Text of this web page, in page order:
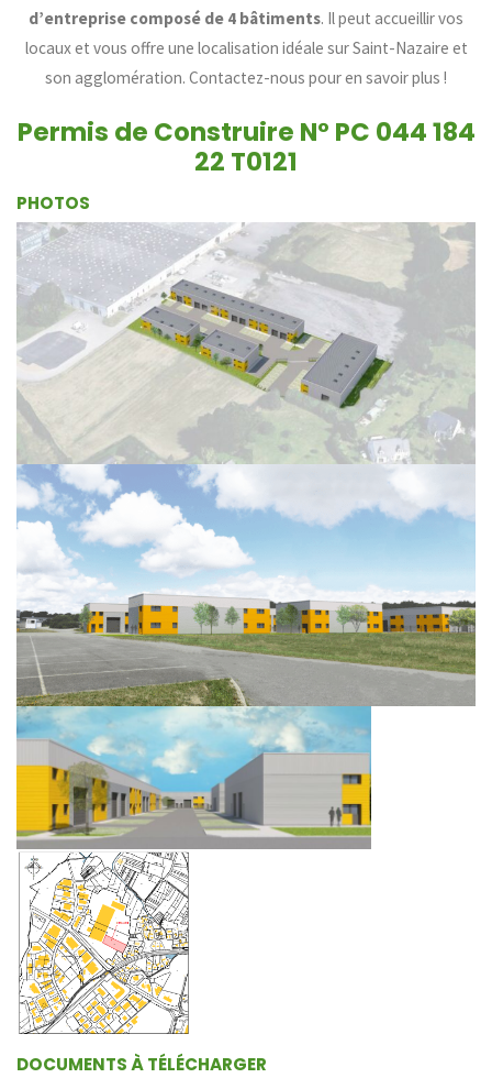
d’entreprise composé de 4 bâtiments. Il peut accueillir vos
locaux et vous offre une localisation idéale sur Saint-Nazaire et
son agglomération. Contactez-nous pour en savoir plus !
Permis de Construire N° PC 044 184
22 T0121
PHOTOS
DOCUMENTS À TÉLÉCHARGER